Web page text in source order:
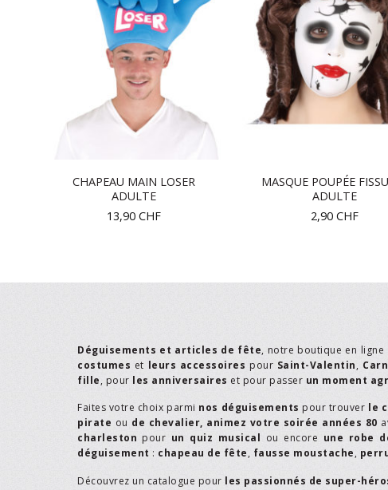
CHAPEAU MAIN LOSER
ADULTE
13,90 CHF
MASQUE POUPÉE
ADULTE
2,90 CHF
Déguisements et articles de fête, notre boutique en ligne
costumes et leurs accessoires pour Saint-Valentin,
fille, pour les anniversaires et pour passer un moment
Faites votre choix parmi nos déguisements pour trouver le
pirate ou de chevalier, animez votre soirée années 80
charleston pour un quiz musical ou encore une robe
déguisement : chapeau de fête, fausse moustache,
Découvrez un catalogue pour les passionnés de super-